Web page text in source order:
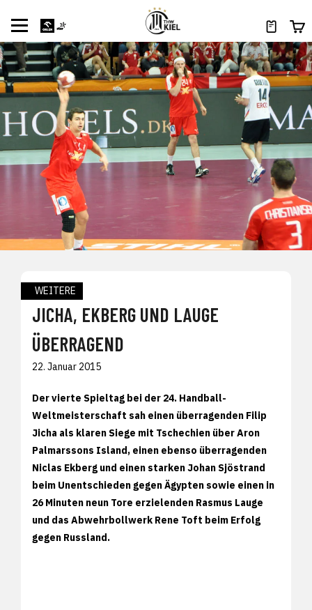
WEITERE
JICHA, EKBERG UND LAUGE
ÜBERRAGEND
22. Januar 2015
Der vierte Spieltag bei der 24. Handball-
Weltmeisterschaft sah einen überragenden Filip
Jicha als klaren Siege mit Tschechien über Aron
Palmarssons Island, einen ebenso überragenden
Niclas Ekberg und einen starken Johan Sjöstrand
beim Unentschieden gegen Ägypten sowie einen in
26 Minuten neun Tore erzielenden Rasmus Lauge
und das Abwehrbollwerk Rene Toft beim Erfolg
gegen Russland.